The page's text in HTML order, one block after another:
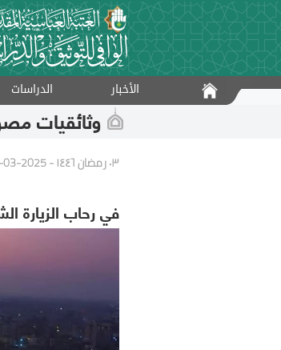
الأخبار الدراسات
وثائقيات مصورة
٠٣ رمضان ١٤٤٦ - 2025-03-03
في رحاب الزيارة